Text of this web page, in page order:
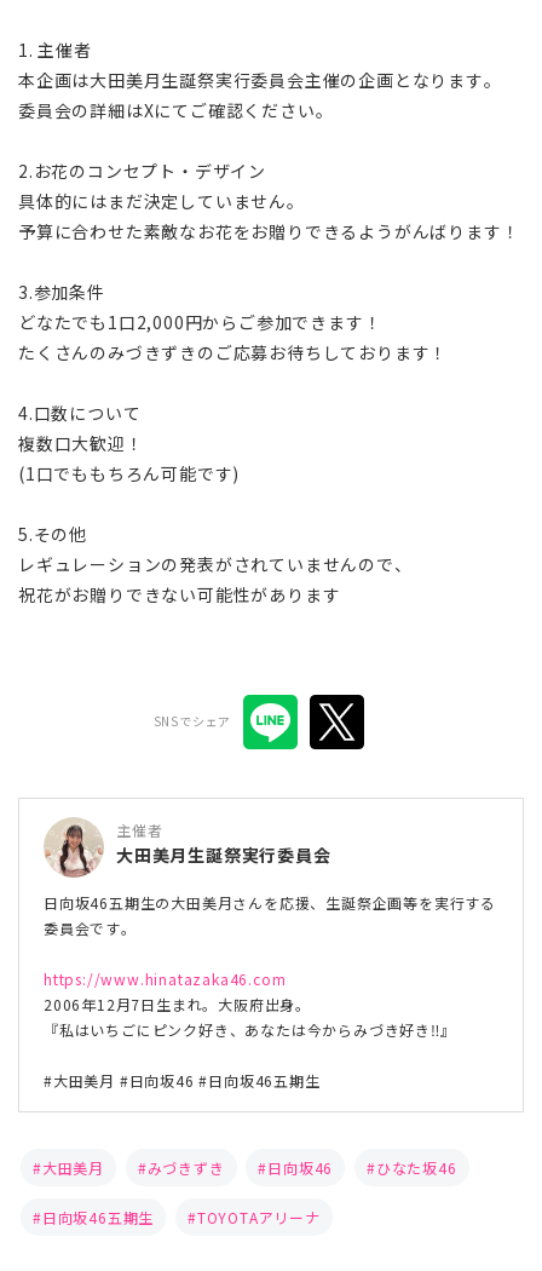
1. 主催者
本企画は大田美月生誕祭実行委員会主催の企画となります。
委員会の詳細はXにてご確認ください。
2.お花のコンセプト・デザイン
具体的にはまだ決定していません。
予算に合わせた素敵なお花をお贈りできるようがんばります！
3.参加条件
どなたでも1口2,000円からご参加できます！
たくさんのみづきずきのご応募お待ちしております！
4.口数について
複数口大歓迎！
(1口でももちろん可能です)
5.その他
レギュレーションの発表がされていませんので、
祝花がお贈りできない可能性があります
SNSでシェア
主催者
大田美月生誕祭実行委員会
日向坂46五期生の大田美月さんを応援、生誕祭企画等を実行する
委員会です。
https://www.hinatazaka46.com
2006年12月7日生まれ。大阪府出身。
『私はいちごにピンク好き、あなたは今からみづき好き‼️』
#大田美月 #日向坂46 #日向坂46五期生
大田美月 みづきずき 日向坂46 ひなた坂46
日向坂46五期生 TOYOTAアリーナ